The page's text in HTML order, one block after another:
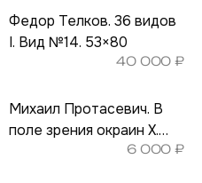
Федор Телков. 36 видов
I. Вид №14. 53×80
40 000₽
Михаил Протасевич. В
поле зрения окраин X.
6 000₽